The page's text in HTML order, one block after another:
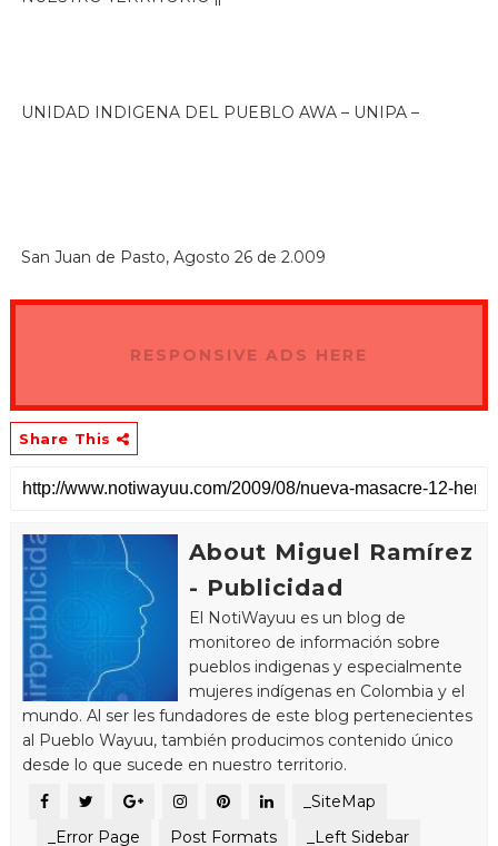
UNIDAD INDIGENA DEL PUEBLO AWA – UNIPA –
San Juan de Pasto, Agosto 26 de 2.009
RESPONSIVE ADS HERE
Share This
About Miguel Ramírez
- Publicidad
El NotiWayuu es un blog de
monitoreo de información sobre
pueblos indigenas y especialmente
mujeres indígenas en Colombia y el
mundo. Al ser les fundadores de este blog pertenecientes
al Pueblo Wayuu, también producimos contenido único
desde lo que sucede en nuestro territorio.
_SiteMap
_Error Page
Post Formats
_Left Sidebar